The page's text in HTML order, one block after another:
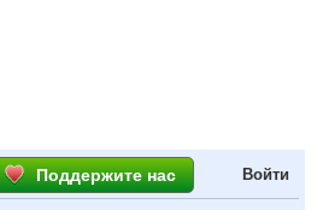
Поддержите нас Войти